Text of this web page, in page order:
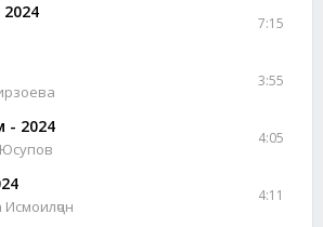
7:15
3:55
- 2024
4:05
4:11